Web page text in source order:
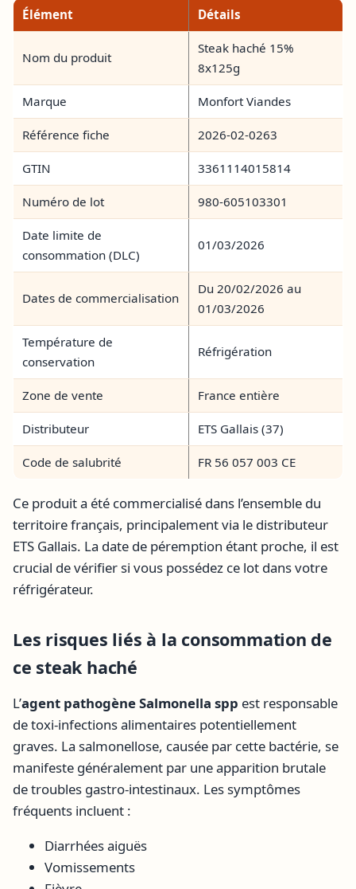
Élément Détails
Nom du produit
Steak haché 15%
8x125g
Marque Monfort Viandes
Référence fiche 2026-02-0263
GTIN 3361114015814
Numéro de lot 980-605103301
Date limite de
consommation (DLC)
01/03/2026
Dates de commercialisation
Du 20/02/2026 au
01/03/2026
Température de
conservation
Réfrigération
Zone de vente France entière
Distributeur ETS Gallais (37)
Code de salubrité FR 56 057 003 CE
Ce produit a été commercialisé dans l’ensemble du
territoire français, principalement via le distributeur
ETS Gallais. La date de péremption étant proche, il est
crucial de vérifier si vous possédez ce lot dans votre
réfrigérateur.
Les risques liés à la consommation de
ce steak haché
L’agent pathogène Salmonella spp est responsable
de toxi-infections alimentaires potentiellement
graves. La salmonellose, causée par cette bactérie, se
manifeste généralement par une apparition brutale
de troubles gastro-intestinaux. Les symptômes
fréquents incluent :
Diarrhées aiguës
Vomissements